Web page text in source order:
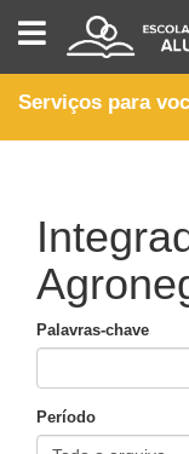
ESCOLA
DIGITAL
-
ALUNO
Serviços para
Palavras-chave
Período